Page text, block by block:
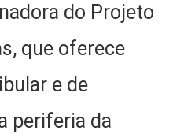
do Projeto
que oferece
e de
periferia da